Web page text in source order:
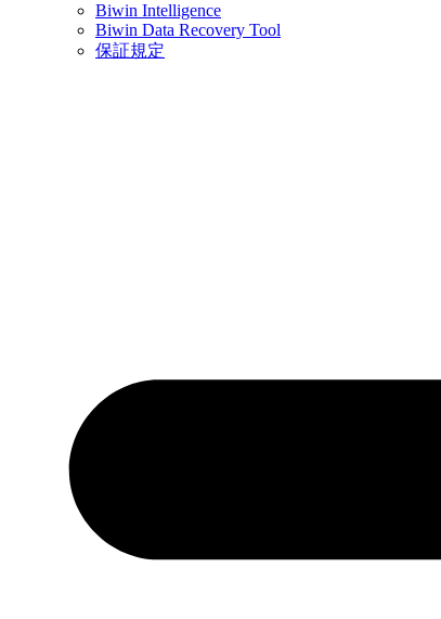
Biwin Intelligence
Biwin Data Recovery Tool
保証規定